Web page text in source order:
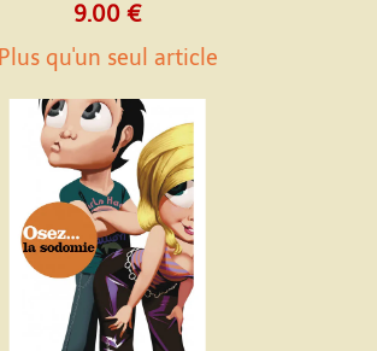
9.00 €
Plus qu'un seul article